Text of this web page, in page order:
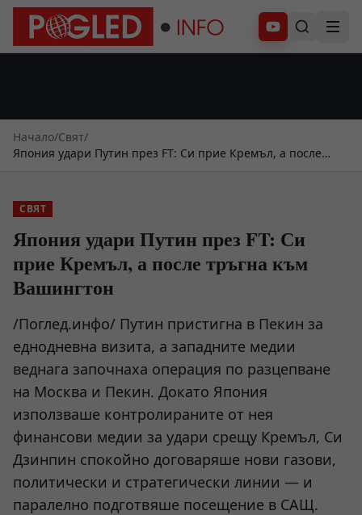
Абонирай се
Начало/Свят/
Япония удари Путин през FT: Си прие Кремъл, а после
СВЯТ
Япония удари Путин през FT: Си
прие Кремъл, а после тръгна към
Вашингтон
/Поглед.инфо/ Путин пристигна в Пекин за
еднодневна визита, а западните медии
веднага започнаха операция по разцепване
на Москва и Пекин. Докато Япония
използваше контролираните от нея
финансови медии за удари срещу Кремъл, Си
Дзинпин спокойно договаряше нови газови,
политически и стратегически линии — и
паралелно подготвяше посещение в САЩ.